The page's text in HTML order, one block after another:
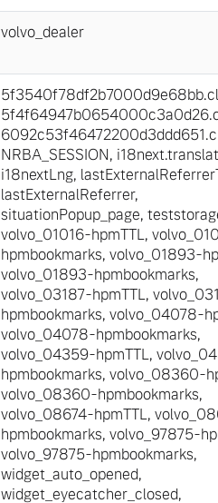
volvo_dealer
NRBA_SESSION,
i18nextLng,
lastExternalReferrer,
situationPopup_page,
volvo_01016-hpmTTL,
hpmbookmarks,volvo_01893-
volvo_01893-hpmbookmarks,
volvo_03187-hpmTTL,
hpmbookmarks,volvo_04078-
volvo_04078-hpmbookmarks,
volvo_04359-hpmTTL,
hpmbookmarks,volvo_08360-
volvo_08360-hpmbookmarks,
volvo_08674-hpmTTL,
hpmbookmarks,volvo_97875-
volvo_97875-hpmbookmarks,
widget_auto_opened,
widget_eyecatcher_closed,